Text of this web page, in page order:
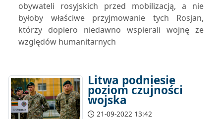
obywateli rosyjskich przed mobilizacją, a nie
byłoby właściwe przyjmowanie tych Rosjan,
którzy dopiero niedawno wspierali wojnę ze
względów humanitarnych
Litwa podniesie
poziom czujności
wojska
21-09-2022 13:42